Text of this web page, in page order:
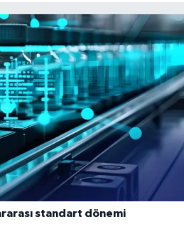
standart dönemi